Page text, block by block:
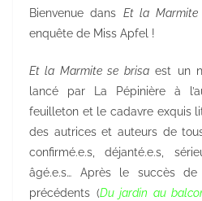
Bienvenue dans Et la Marmite
enquête de Miss Apfel !
Et la Marmite se brisaest un
lancé par La Pépinière à
feuilleton et le cadavre exquis
des autrices et auteurs de
confirmé.e.s, déjanté.e.s,
âgé.e.s… Après le succès
précédents (Du jardin au